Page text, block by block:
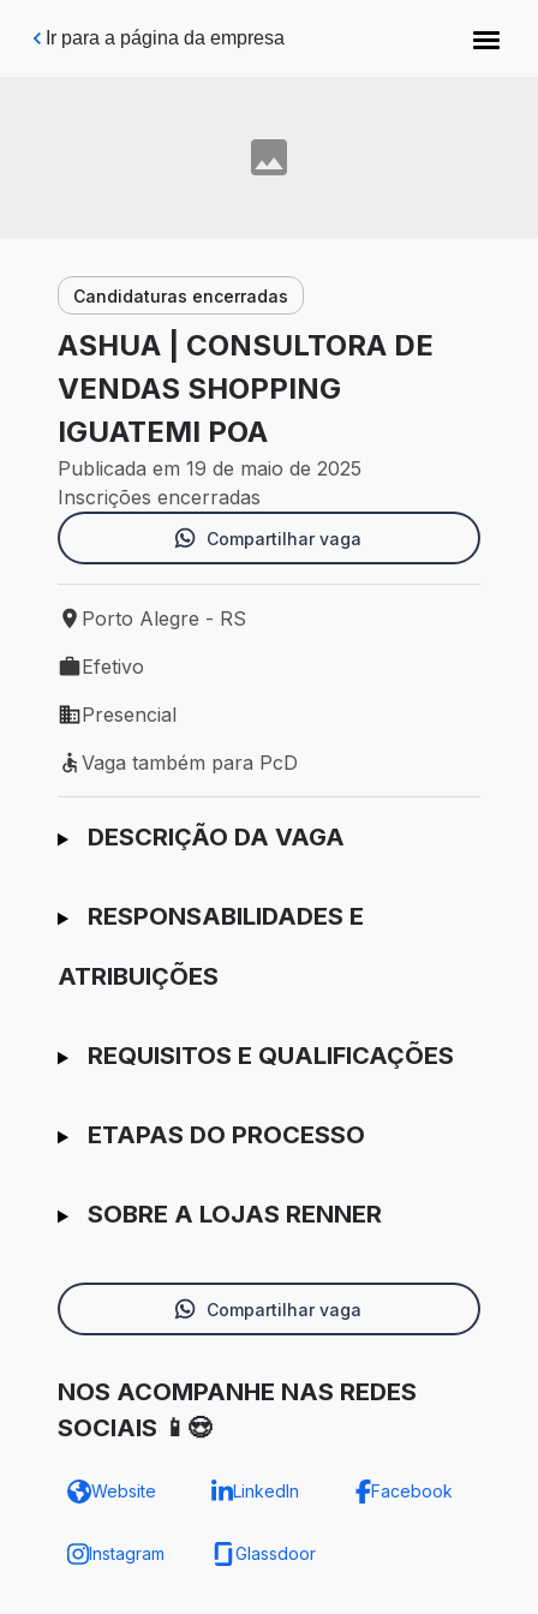
Pular para o conteúdo principal
Ir para a página da empresa
Candidaturas encerradas
ASHUA | CONSULTORA DE
VENDAS SHOPPING
IGUATEMI POA
Publicada em 19 de maio de 2025
Inscrições encerradas
Compartilhar vaga
Local de trabalho: Porto Alegre - RS
Porto Alegre - RS
Tipo de vaga: Efetivo
Efetivo
Modelo de trabalho: Presencial
Presencial
Vaga também para PcD
Vaga também para PcD
Ir para candidatura
DESCRIÇÃO DA VAGA
RESPONSABILIDADES E
ATRIBUIÇÕES
REQUISITOS E QUALIFICAÇÕES
ETAPAS DO PROCESSO
SOBRE A LOJAS RENNER
Compartilhar vaga
NOS ACOMPANHE NAS REDES
SOCIAIS 📱😍
Website LinkedIn Facebook
Instagram Glassdoor